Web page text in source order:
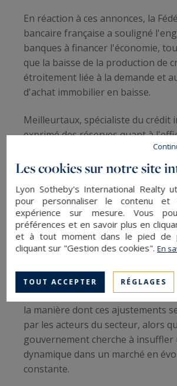
En réaction à ces annonces, la
bancaire française a souligné
banques à financer l'économie,
que la baisse de la production de
étroitement liée à la demande et
d'achat immobilier en baisse.
Meilleurtaux, spécialiste du crédit
exprimé des réserves quant à
mesures pour redynamiser le
Selon eux, la véritable solution
HCSF. Maël Bernier, directrice de la
communication et porte-parole
a également remis en question
de surendettement des ménages,
le marché français n'a jamais
L'avenir du marché immobilier
la manière dont ces ajustements
par les acteurs du secteur, alors
gouvernement cherche à insuffler
dynamique dans un marché en
constante.
Les cookies sur notre site
Lyon Sotheby's International Realty
pour personnaliser le contenu
expérience sur mesure. Vous
préférences et en savoir plus en
et à tout moment dans le pied de
cliquant sur "Gestion des cookies".En
TOUT ACCEPTER RÉGLAGES